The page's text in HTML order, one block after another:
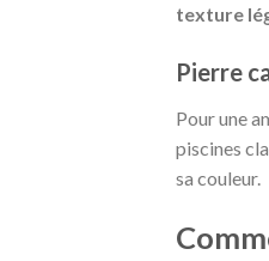
texture
Pierre
Pour une
piscines
sa couleur.